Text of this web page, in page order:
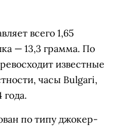
всего 1,65
— 13,3 грамма. По
известные
часы Bulgari,
по типу джокер-